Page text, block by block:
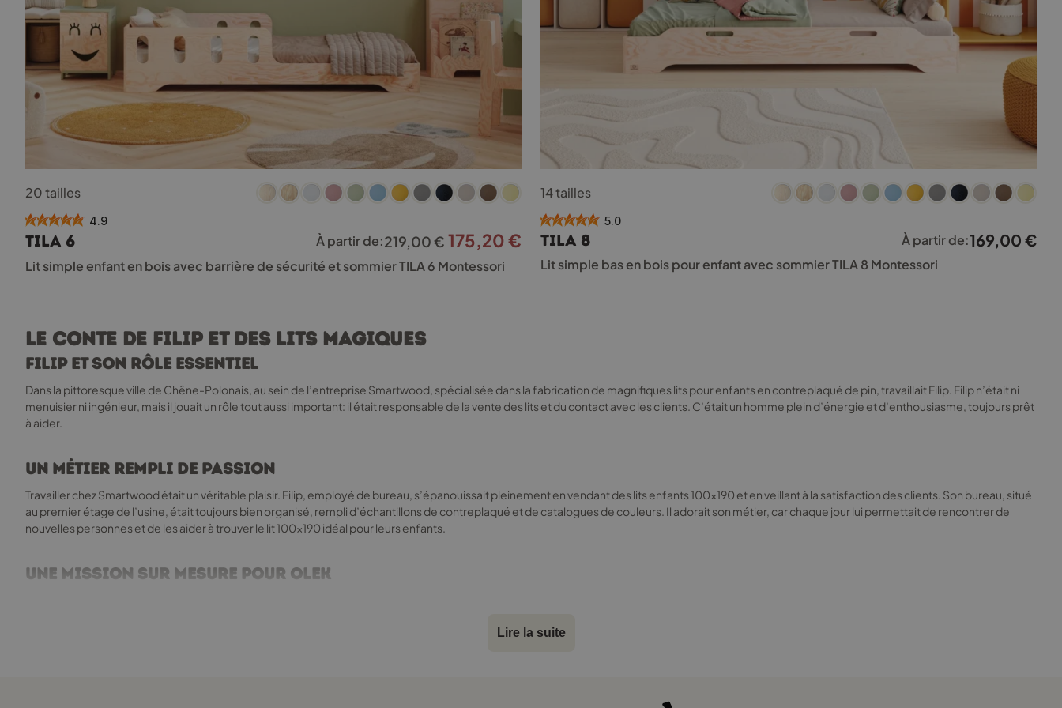
produit
a
plusieurs
variations.
Les
options
sur
la
du
produit
20 tailles
4.9
TILA 6 À partir de:219,00€Le
prix
175,20€
prix
Lit simple enfant en bois avec barrière de sécurité et sommier TILA 6 Montessori
produit
a
plusieurs
variations.
Les
options
du
produit
14 tailles
5.0
TILA 8 À partir de:169,00 €
Lit simple bas en bois pour enfant avec sommier TILA 8 Montessori
Le conte de Filip et des lits magiques
Filip et son rôle essentiel
Dans la pittoresque ville de Chêne-Polonais, au sein de l’entreprise Smartwood, spécialisée dans la fabrication de magnifiques lits pour enfants en contreplaqué de pin, travaillait Filip. Filip n’était ni
menuisier ni ingénieur, mais il jouait un rôle tout aussi important: il était responsable de la vente des lits et du contact avec les clients. C’était un homme plein d’énergie et d’enthousiasme, toujours prêt
à aider.
Un métier rempli de passion
Travailler chez Smartwood était un véritable plaisir. Filip, employé de bureau, s’épanouissait pleinement en vendant des lits enfants 100x190 et en veillant à la satisfaction des clients. Son bureau, situé
au premier étage de l’usine, était toujours bien organisé, rempli d’échantillons de contreplaqué et de catalogues de couleurs. Il adorait son métier, car chaque jour lui permettait de rencontrer de
nouvelles personnes et de les aider à trouver le lit 100x190 idéal pour leurs enfants.
Une mission sur mesure pour Olek
Lire la suite